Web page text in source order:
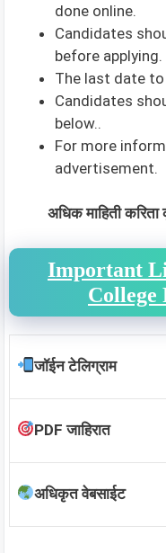
done online.
Candidates
before applying.
The last date
Candidates
below..
For more
advertisement.
अधिक माहिती करिता
Important
College
जॉईन टेलिग्राम
PDF जाहिरात
अधिकृत वेबसाईट